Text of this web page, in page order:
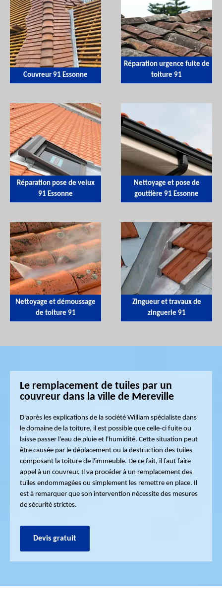
Couvreur 91 Essonne
Réparation urgence fuite de
toiture 91
Réparation pose de velux
91 Essonne
Nettoyage et pose de
gouttière 91 Essonne
Nettoyage et démoussage
de toiture 91
Zingueur et travaux de
zinguerie 91
Le remplacement de tuiles par un
couvreur dans la ville de Mereville
D'après les explications de la société William spécialiste dans
le domaine de la toiture, il est possible que celle-ci fuite ou
laisse passer l'eau de pluie et l'humidité. Cette situation peut
être causée par le déplacement ou la destruction des tuiles
composant la toiture de l'immeuble. De ce fait, il faut faire
appel à un couvreur. Il va procéder à un remplacement des
tuiles endommagées ou simplement les remettre en place. Il
est à remarquer que son intervention nécessite des mesures
de sécurité strictes.
Devis gratuit